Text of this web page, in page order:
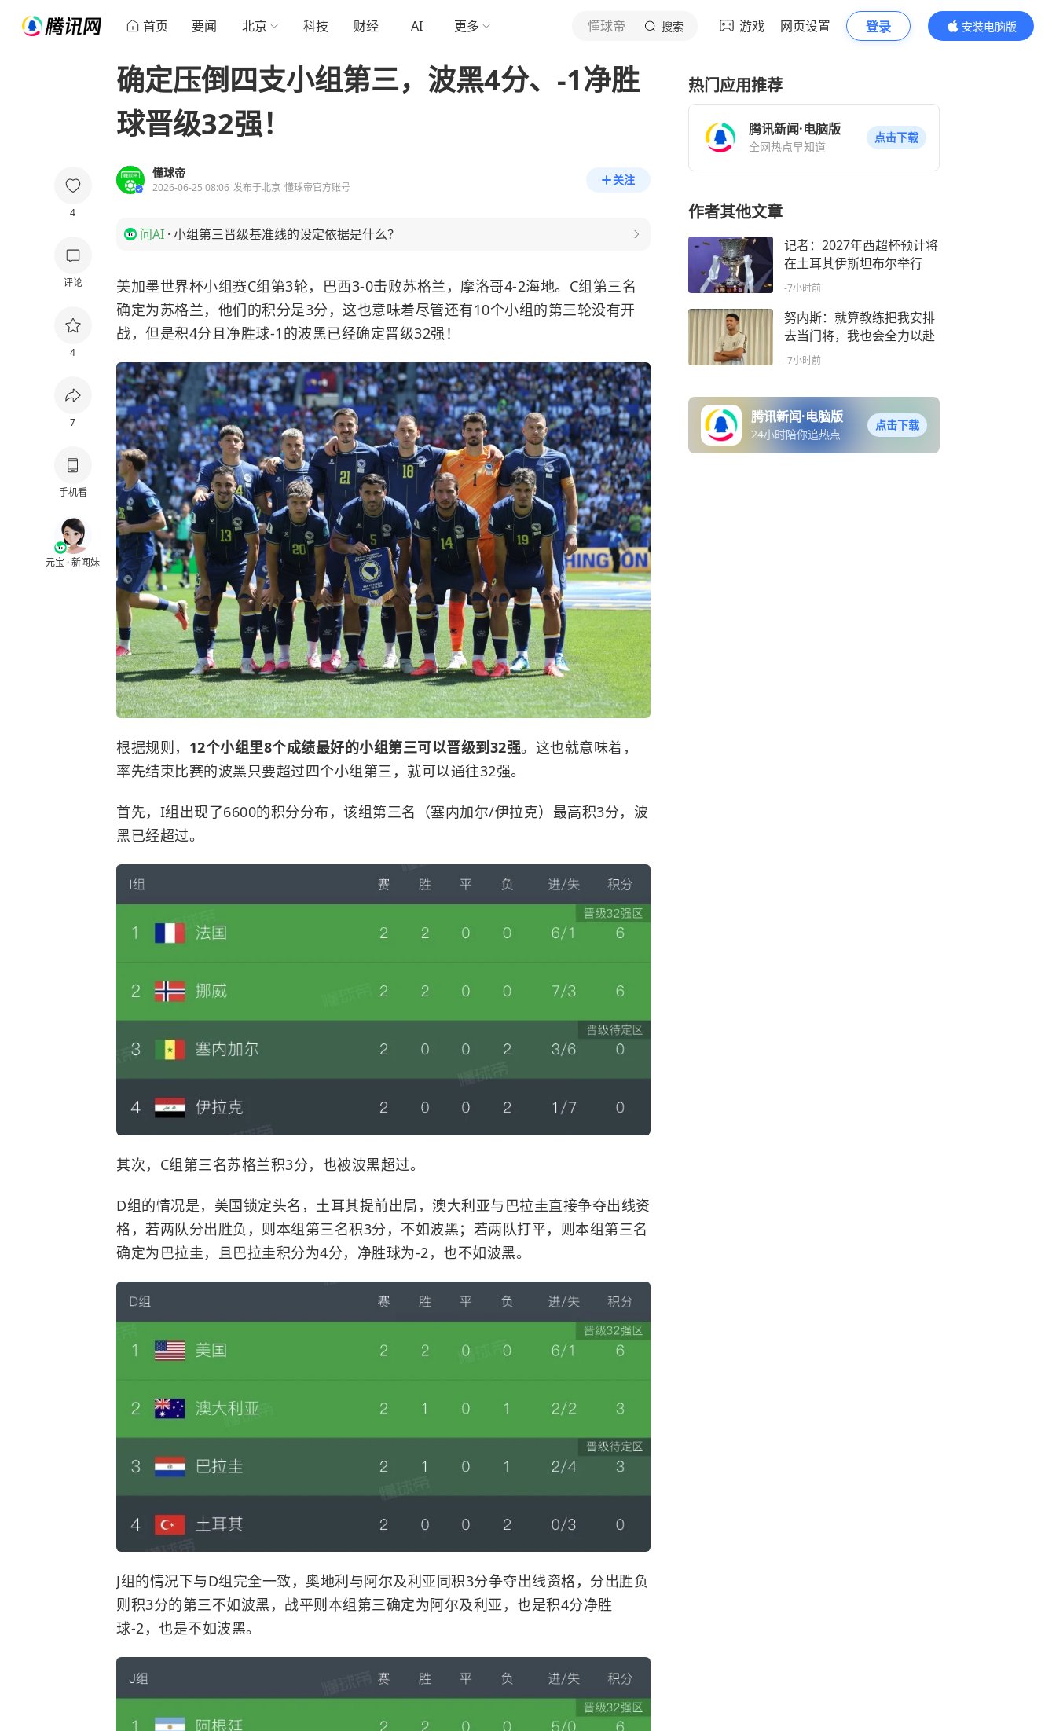
首页 要闻 北京 科技 财经 AI 更多 懂球帝 搜索 游戏 网页设置 登录
安装电脑版
内容更精彩
4
评论
4
7
手机看
元宝 · 新闻妹
确定压倒四支小组第三，波黑4分、-1净胜
球晋级32强！
懂球帝
2026-06-25 08:06 发布于北京 懂球帝官方账号
关注
问AI · 小组第三晋级基准线的设定依据是什么？
美加墨世界杯小组赛C组第3轮，巴西3-0击败苏格兰，摩洛哥4-2海地。C组第三名
确定为苏格兰，他们的积分是3分，这也意味着尽管还有10个小组的第三轮没有开
战，但是积4分且净胜球-1的波黑已经确定晋级32强！
根据规则， 12个小组里8个成绩最好的小组第三可以晋级到32强。这也就意味着，
率先结束比赛的波黑只要超过四个小组第三，就可以通往32强。
首先，I组出现了6600的积分分布，该组第三名（塞内加尔/伊拉克）最高积3分，波
黑已经超过。
其次，C组第三名苏格兰积3分，也被波黑超过。
D组的情况是，美国锁定头名，土耳其提前出局，澳大利亚与巴拉圭直接争夺出线资
格，若两队分出胜负，则本组第三名积3分，不如波黑；若两队打平，则本组第三名
确定为巴拉圭，且巴拉圭积分为4分，净胜球为-2，也不如波黑。
J组的情况下与D组完全一致，奥地利与阿尔及利亚同积3分争夺出线资格，分出胜负
则积3分的第三不如波黑，战平则本组第三确定为阿尔及利亚，也是积4分净胜
球-2，也是不如波黑。
热门应用推荐
腾讯新闻·电脑版
全网热点早知道
点击下载
作者其他文章
记者：2027年西超杯预计将
在土耳其伊斯坦布尔举行
-7小时前
努内斯：就算教练把我安排
去当门将，我也会全力以赴
-7小时前
腾讯新闻·电脑版
24小时陪你追热点
点击下载